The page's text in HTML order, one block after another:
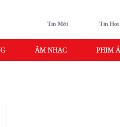
Tin Mới Tin Hot
ÂM NHẠC PHIM